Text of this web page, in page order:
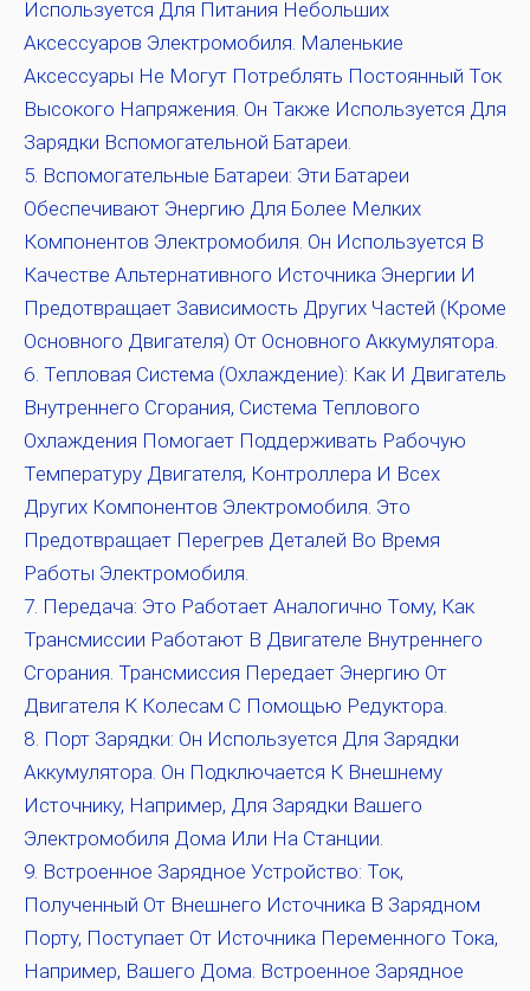
Используется Для Питания Небольших
Аксессуаров Электромобиля. Маленькие
Аксессуары Не Могут Потреблять Постоянный Ток
Высокого Напряжения. Он Также Используется Для
Зарядки Вспомогательной Батареи.
Вспомогательные Батареи: Эти Батареи
Обеспечивают Энергию Для Более Мелких
Компонентов Электромобиля. Он Используется В
Качестве Альтернативного Источника Энергии И
Предотвращает Зависимость Других Частей (кроме
Основного Двигателя) От Основного Аккумулятора.
Тепловая Система (охлаждение): Как И Двигатель
Внутреннего Сгорания, Система Теплового
Охлаждения Помогает Поддерживать Рабочую
Температуру Двигателя, Контроллера И Всех
Других Компонентов Электромобиля. Это
Предотвращает Перегрев Деталей Во Время
Работы Электромобиля.
Передача: Это Работает Аналогично Тому, Как
Трансмиссии Работают В Двигателе Внутреннего
Сгорания. Трансмиссия Передает Энергию От
Двигателя К Колесам С Помощью Редуктора.
Порт Зарядки: Он Используется Для Зарядки
Аккумулятора. Он Подключается К Внешнему
Источнику, Например, Для Зарядки Вашего
Электромобиля Дома Или На Станции.
Встроенное Зарядное Устройство: Ток,
Полученный От Внешнего Источника В Зарядном
Порту, Поступает От Источника Переменного Тока,
Например, Вашего Дома. Встроенное Зарядное